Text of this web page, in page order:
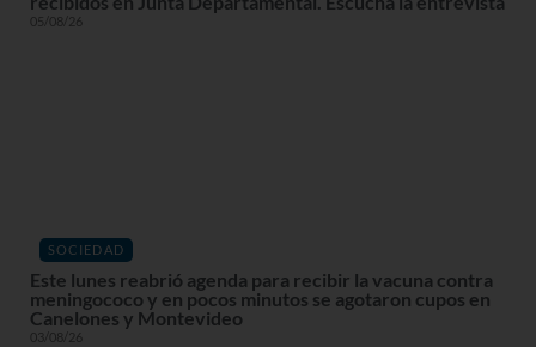
05/08/26
SOCIEDAD
Este lunes reabrió agenda para recibir la vacuna contra
meningococo y en pocos minutos se agotaron cupos en
Canelones y Montevideo
03/08/26